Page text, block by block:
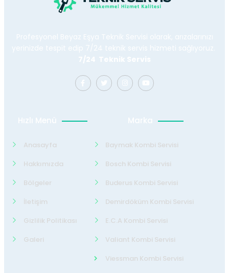
Profesyonel Beyaz Eşya Teknik Servisi olarak, arızalarınızı
yerinizde tespit edip 7/24 teknik servis hizmeti sağlıyoruz.
7/24 Teknik Servis
Hızlı Menü
Anasayfa
Hakkımızda
Bölgeler
İletişim
Gizlilik Politikası
Galeri
Marka
Baymak Kombi Servisi
Bosch Kombi Servisi
Buderus Kombi Servisi
Demirdöküm Kombi Servisi
E.C.A Kombi Servisi
Valiant Kombi Servisi
Viessman Kombi Servisi